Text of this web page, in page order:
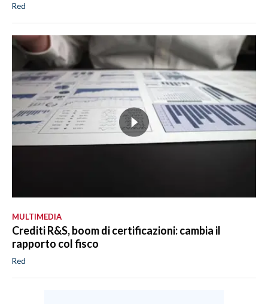
Red
MULTIMEDIA
Crediti R&S, boom di certificazioni: cambia il
rapporto col fisco
Red